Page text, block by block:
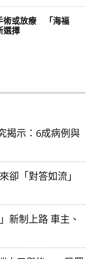
揭示：6成病例與
卻「對答如流」
新制上路 車主、